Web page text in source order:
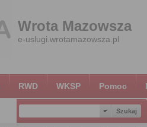
Wrota Mazowsza
e-uslugi.wrotamazowsza.pl
RWD WKSP Pomoc